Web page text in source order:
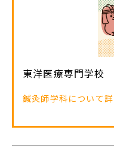
東洋医療専門学校
鍼灸師学科について